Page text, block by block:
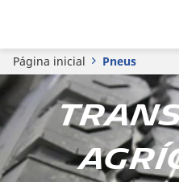
Página inicial Pneus